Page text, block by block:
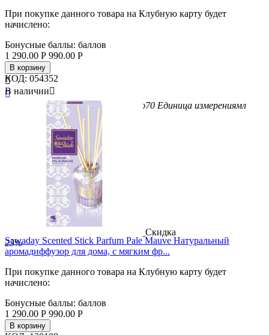
При покупке данного товара на Клубную карту будет
начислено:
Бонусные баллы: баллов
1 290.00 Р 990.00 Р
В корзину


Kobayashi Вес/Объем/Кол-во70 Единица измерениямл
КОД: 054352
В наличии
Скидка
23%
Sawaday Scented Stick Parfum Pale Mauve Натуральный
аромадиффузор для дома, с мягким фр...
При покупке данного товара на Клубную карту будет
начислено:
Бонусные баллы: баллов
1 290.00 Р 990.00 Р
В корзину